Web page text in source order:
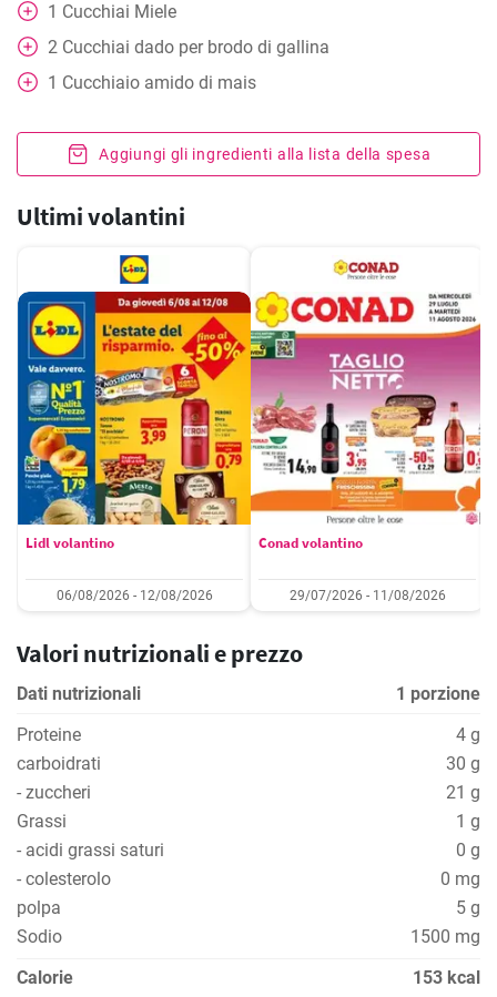
1 Cucchiai Miele
2 Cucchiai dado per brodo di gallina
1 Cucchiaio amido di mais
Aggiungi gli ingredienti alla lista della spesa
Ultimi volantini
Lidl volantino
06/08/2026 - 12/08/2026
Conad volantino
29/07/2026 - 11/08/2026
Valori nutrizionali e prezzo
Dati nutrizionali
1 porzione
Proteine
4 g
carboidrati
30 g
- zuccheri
21 g
Grassi
1 g
- acidi grassi saturi
0 g
- colesterolo
0 mg
polpa
5 g
Sodio
1500 mg
Calorie
153 kcal